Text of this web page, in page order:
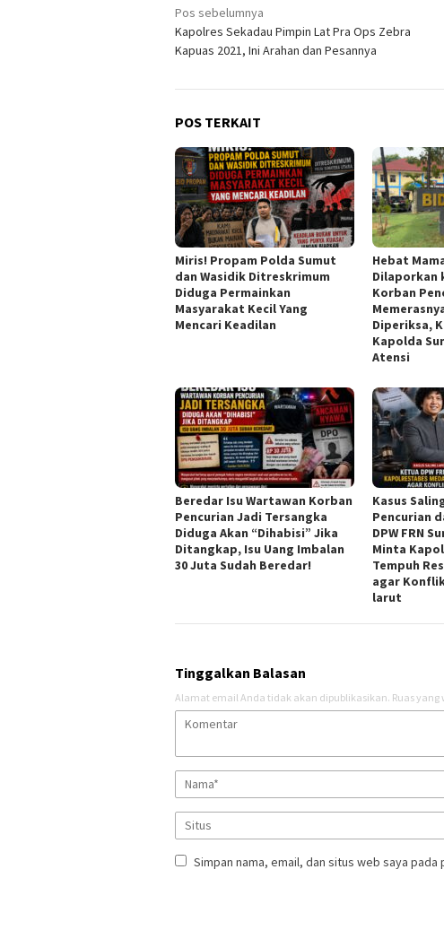
Navigasi
pos
Pos sebelumnya
Kapolres Sekadau Pimpin Lat Pra Ops Zebra
Kapuas 2021, Ini Arahan dan Pesannya
POS TERKAIT
Miris! Propam Polda Sumut
dan Wasidik Ditreskrimum
Diduga Permainkan
Masyarakat Kecil Yang
Mencari Keadilan
Hebat
Dilaporkan
Korban
Diperiksa,
Kapolda
Atensi
Beredar Isu Wartawan Korban
Pencurian Jadi Tersangka
Diduga Akan “Dihabisi” Jika
Ditangkap, Isu Uang Imbalan
30 Juta Sudah Beredar!
Kasus
Pencurian
DPW FRN
Minta
Tempuh
agar
larut
Tinggalkan Balasan
Alamat email Anda tidak akan dipublikasikan. Ruas
Simpan nama, email, dan situs web saya